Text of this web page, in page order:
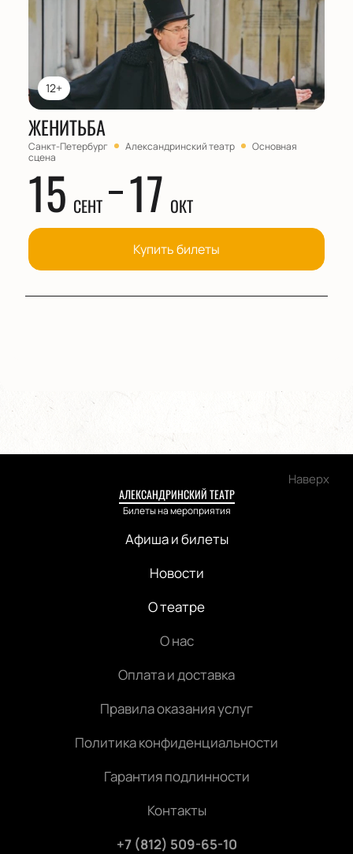
12+
ЖЕНИТЬБА
Санкт-Петербург Александринский театр
Основная
сцена
15 СЕНТ 17 ОКТ
Купить билеты
Наверх
АЛЕКСАНДРИНСКИЙ ТЕАТР
Билеты на мероприятия
Афиша и билеты
Новости
О театре
О нас
Оплата и доставка
Правила оказания услуг
Политика конфиденциальности
Гарантия подлинности
Контакты
+7 (812) 509-65-10